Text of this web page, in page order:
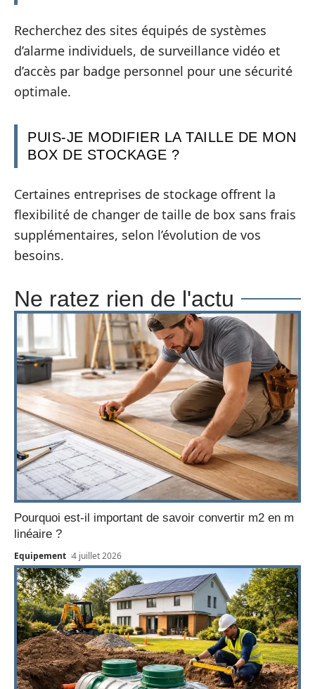
Recherchez des sites équipés de systèmes
d’alarme individuels, de surveillance vidéo et
d’accès par badge personnel pour une sécurité
optimale.
PUIS-JE MODIFIER LA TAILLE DE MON
BOX DE STOCKAGE ?
Certaines entreprises de stockage offrent la
flexibilité de changer de taille de box sans frais
supplémentaires, selon l’évolution de vos
besoins.
Ne ratez rien de l'actu
Pourquoi est-il important de savoir convertir m2 en m
linéaire ?
Equipement 4 juillet 2026